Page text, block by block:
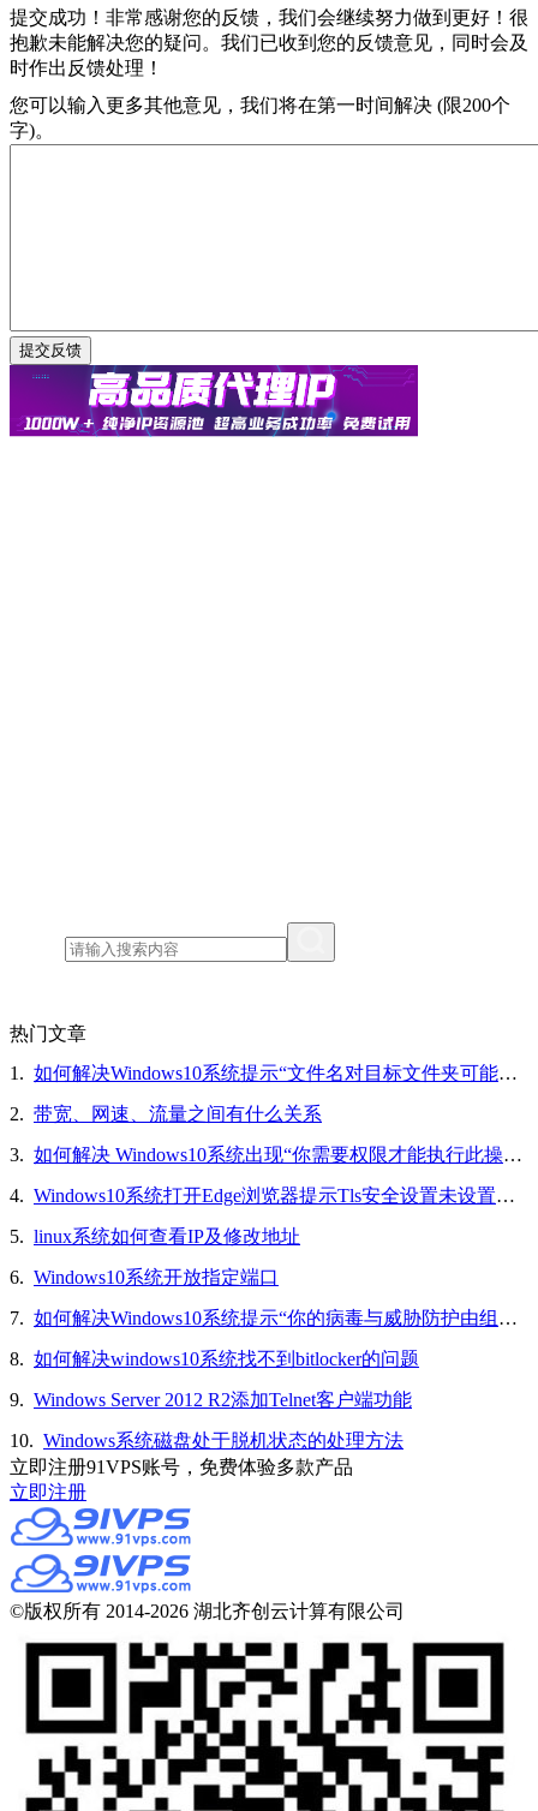
提交成功！非常感谢您的反馈，我们会继续努力做到更好！ 很
抱歉未能解决您的疑问。我们已收到您的反馈意见，同时会及
时作出反馈处理！
您可以输入更多其他意见，我们将在第一时间解决 (限200个
字)。
热门文章
1. 如何解决Windows10系统提示“文件名对目标文件夹可能太长，你可以缩短文件名”的问题
2. 带宽、网速、流量之间有什么关系
3. 如何解决 Windows10系统出现“你需要权限才能执行此操作”的问题
4. Windows10系统打开Edge浏览器提示Tls安全设置未设置为默认设置的解决方法
5. linux系统如何查看IP及修改地址
6. Windows10系统开放指定端口
7. 如何解决Windows10系统提示“你的病毒与威胁防护由组织提供”的问题
8. 如何解决windows10系统找不到bitlocker的问题
9. Windows Server 2012 R2添加Telnet客户端功能
10. Windows系统磁盘处于脱机状态的处理方法
立即注册91VPS账号，免费体验多款产品
立即注册
©版权所有 2014-2026 湖北齐创云计算有限公司